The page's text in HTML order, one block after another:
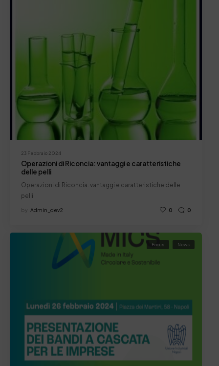
23 Febbraio 2024
Operazioni di Riconcia: vantaggi e caratteristiche
delle pelli
Operazioni di Riconcia: vantaggi e caratteristiche delle
pelli
by Admin_dev2 0 0
Focus News